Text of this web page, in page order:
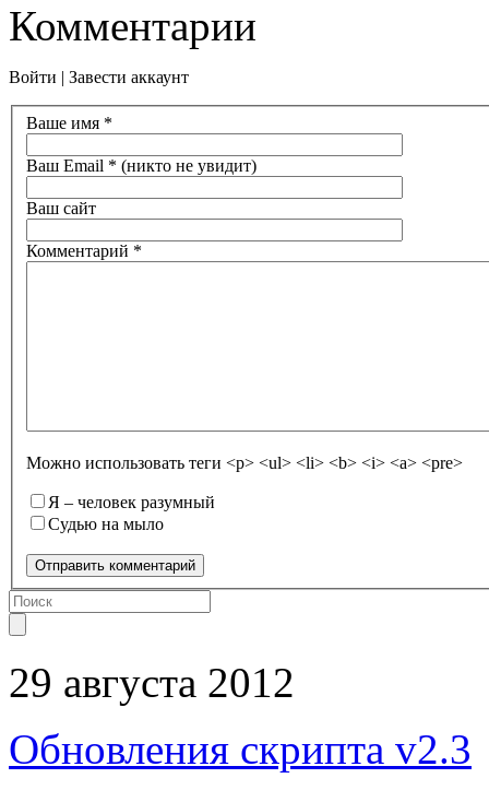
Комментарии
Войти | Завести аккаунт
Ваше имя *
Ваш Email * (никто не увидит)
Ваш сайт
Комментарий *
Можно использовать теги <p> <ul> <li> <b> <i> <a> <pre>
Я – человек разумный
Судью на мыло
29 августа 2012
Обновления скрипта v2.3